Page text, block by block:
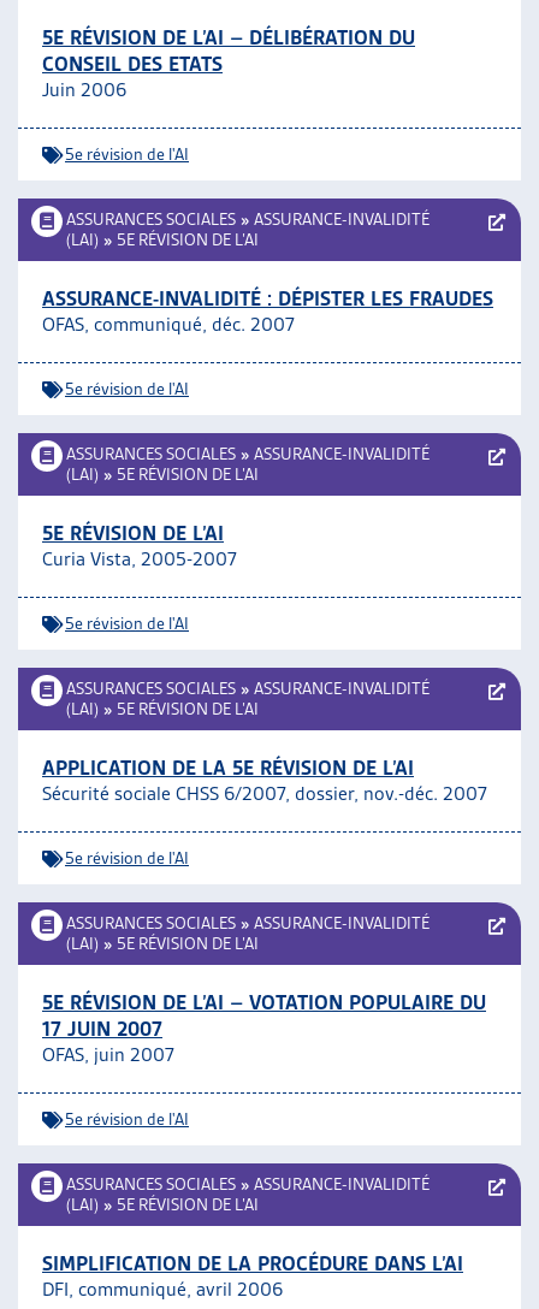
5E RÉVISION DE L’AI – DÉLIBÉRATION DU
CONSEIL DES ETATS
Juin 2006
5e révision de l'AI
ASSURANCES SOCIALES » ASSURANCE-INVALIDITÉ
(LAI) » 5E RÉVISION DE L’AI
ASSURANCE-INVALIDITÉ : DÉPISTER LES FRAUDES
OFAS, communiqué, déc. 2007
5e révision de l'AI
ASSURANCES SOCIALES » ASSURANCE-INVALIDITÉ
(LAI) » 5E RÉVISION DE L’AI
5E RÉVISION DE L’AI
Curia Vista, 2005-2007
5e révision de l'AI
ASSURANCES SOCIALES » ASSURANCE-INVALIDITÉ
(LAI) » 5E RÉVISION DE L’AI
APPLICATION DE LA 5E RÉVISION DE L’AI
Sécurité sociale CHSS 6/2007, dossier, nov.-déc. 2007
5e révision de l'AI
ASSURANCES SOCIALES » ASSURANCE-INVALIDITÉ
(LAI) » 5E RÉVISION DE L’AI
5E RÉVISION DE L’AI – VOTATION POPULAIRE DU
17 JUIN 2007
OFAS, juin 2007
5e révision de l'AI
ASSURANCES SOCIALES » ASSURANCE-INVALIDITÉ
(LAI) » 5E RÉVISION DE L’AI
SIMPLIFICATION DE LA PROCÉDURE DANS L’AI
DFI, communiqué, avril 2006